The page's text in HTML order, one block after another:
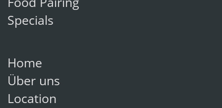
Food Pairing
Specials
Home
Über uns
Location